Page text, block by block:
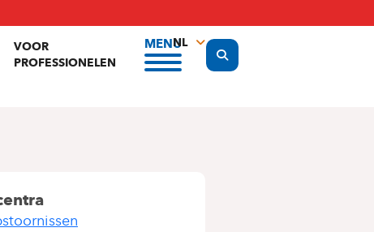
VOOR
PROFESSIONELEN
MENU
Display the search form
NL
FR